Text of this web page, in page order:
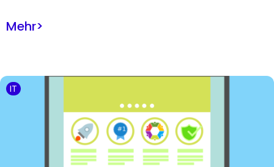
Mehr>
IT